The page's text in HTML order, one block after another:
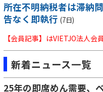
所在不明納税者は滞納
告なく即執行 (7日)
【会員記事】はVIETJO法人
新着ニュース一覧
25年の即席めん需要、